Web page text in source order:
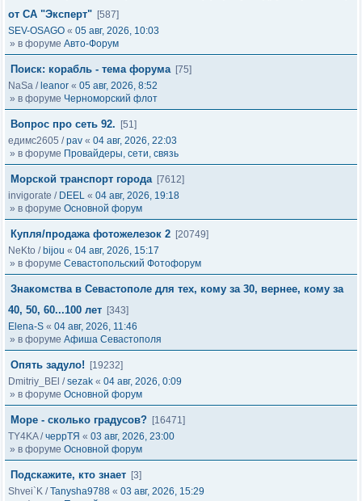
от СА "Эксперт" [587]
SEV-OSAGO « 05 авг, 2026, 10:03
» в форуме Авто-Форум
Поиск: корабль - тема форума [75]
NaSa / leanor « 05 авг, 2026, 8:52
» в форуме Черноморский флот
Вопрос про сеть 92.
[51]
едимс2605 /pav « 04 авг, 2026, 22:03
» в форуме Провайдеры, сети, связь
Морской транспорт города [7612]
invigorate / DEEL « 04 авг, 2026, 19:18
» в форуме Основной форум
Купля/продажа фотожелезок 2 [20749]
NeKto / bijou « 04 авг, 2026, 15:17
» в форуме Севастопольский Фотофорум
Знакомства в Севастополе для тех, кому за 30, вернее, кому за
40, 50, 60...100 лет [343]
Elena-S « 04 авг, 2026, 11:46
» в форуме Афиша Севастополя
Опять задуло!
[19232]
Dmitriy_BEl /sezak « 04 авг, 2026, 0:09
» в форуме Основной форум
Море - сколько градусов? [16471]
TY4KA/черрТЯ « 03 авг, 2026, 23:00
» в форуме Основной форум
Подскажите, кто знает [3]
Shvei`K /Tanysha9788 « 03 авг, 2026, 15:29